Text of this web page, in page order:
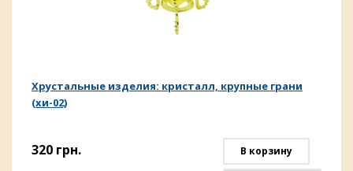
Хрустальные изделия: кристалл, крупные грани
(хи-02)
320 грн. В корзину